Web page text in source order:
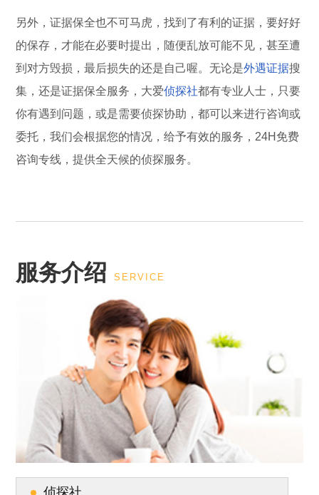
另外，证据保全也不可马虎，找到了有利的证据，要好好
的保存，才能在必要时提出，随便乱放可能不见，甚至遭
到对方毁损，最后损失的还是自己喔。无论是外遇证据搜
集，还是证据保全服务，大爱侦探社都有专业人士，只要
你有遇到问题，或是需要侦探协助，都可以来进行咨询或
委托，我们会根据您的情况，给予有效的服务，24H免费
咨询专线，提供全天候的侦探服务。
服务介绍 SERVICE
侦探社